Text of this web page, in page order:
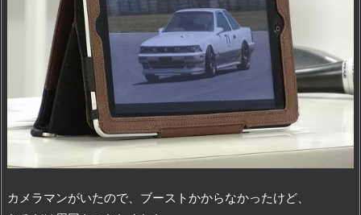
カメラマンがいたので、ブーストかからなかったけど、